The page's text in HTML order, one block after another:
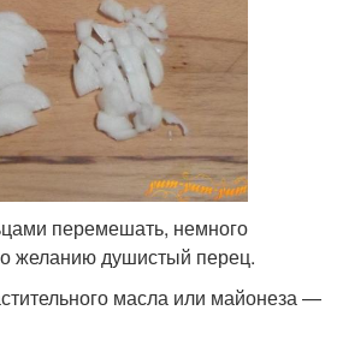
перемешать, немного
желанию душистый перец.
масла или майонеза —